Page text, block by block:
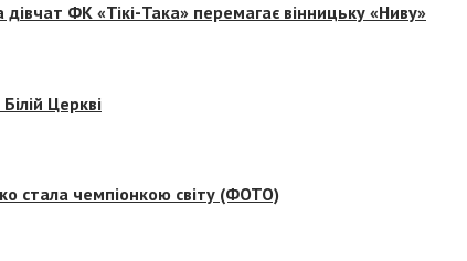
ФК «Тікі-Така» перемагає вінницьку «Ниву»
Церкві
стала чемпіонкою світу (ФОТО)